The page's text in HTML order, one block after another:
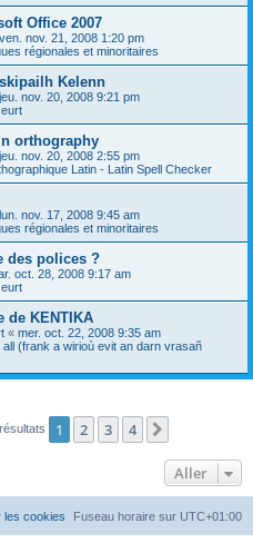
Office 2007
ven. nov. 21, 2008 1:20 pm
régionales et minoritaires
Kelenn
jeu. nov. 20, 2008 9:21 pm
orthography
jeu. nov. 20, 2008 2:55 pm
Latin - Latin Spell Checker
lun. nov. 17, 2008 9:45 am
régionales et minoritaires
des polices ?
oct. 28, 2008 9:17 am
de KENTIKA
« mer. oct. 22, 2008 9:35 am
(frank a wirioù evit an darn vrasañ
1 2 3 4
Aller
Fuseau horaire sur UTC+01:00
les cookies